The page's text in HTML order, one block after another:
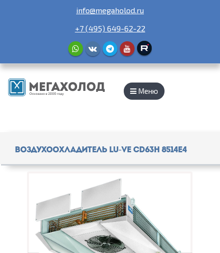
info@megaholod.ru
+7 (495) 649-62-22
Меню
Воздухоохладитель Lu-Ve CD63H 8514E4